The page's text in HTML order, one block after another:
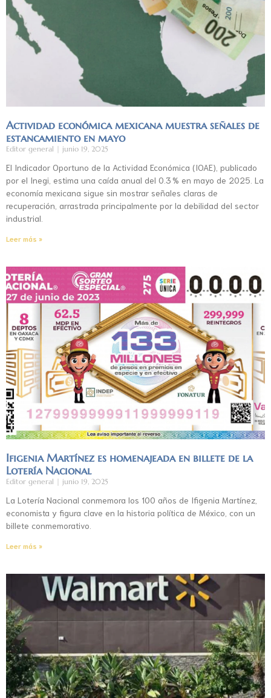
Actividad económica mexicana muestra señales de
estancamiento en mayo
Editor general junio 19, 2025
El Indicador Oportuno de la Actividad Económica (IOAE), publicado
por el Inegi, estima una caída anual del 0.3 % en mayo de 2025. La
economía mexicana sigue sin mostrar señales claras de
recuperación, arrastrada principalmente por la debilidad del sector
industrial.
Leer más »
Ifigenia Martínez es homenajeada en billete de la
Lotería Nacional
Editor general junio 19, 2025
La Lotería Nacional conmemora los 100 años de Ifigenia Martínez,
economista y figura clave en la historia política de México, con un
billete conmemorativo.
Leer más »